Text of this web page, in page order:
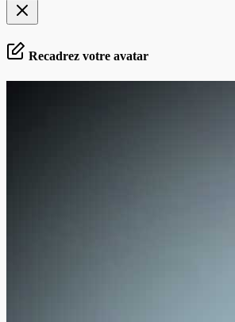
Recadrez votre avatar